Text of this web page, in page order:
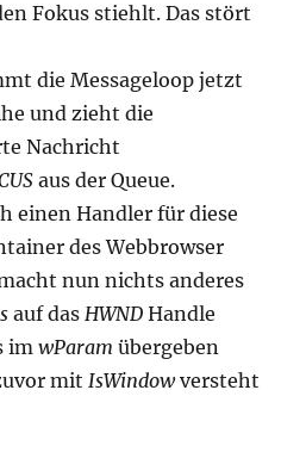
Fokus stiehlt. Das stört
die Messageloop jetzt
und zieht die
Nachricht
aus der Queue.
einen Handler für diese
des Webbrowser
nun nichts anderes
auf dasHWNDHandle
imwParamübergeben
mitIsWindowversteht